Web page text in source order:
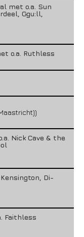
met o.a. Sun
Ggu:ll,
o.a. Ruthless
Nick Cave & the
Di-
Faithless